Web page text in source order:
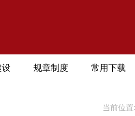
设 规章制度 常用下载
当前位置: